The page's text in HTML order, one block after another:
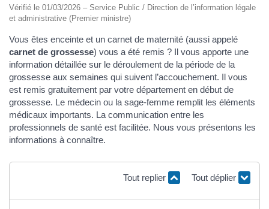
Vérifié le 01/03/2026 – Service Public / Direction de l’information légale
et administrative (Premier ministre)
Vous êtes enceinte et un carnet de maternité (aussi appelé
carnet de grossesse) vous a été remis ? Il vous apporte une
information détaillée sur le déroulement de la période de la
grossesse aux semaines qui suivent l’accouchement. Il vous
est remis gratuitement par votre département en début de
grossesse. Le médecin ou la sage-femme remplit les éléments
médicaux importants. La communication entre les
professionnels de santé est facilitée. Nous vous présentons les
informations à connaître.
Tout replier Tout déplier